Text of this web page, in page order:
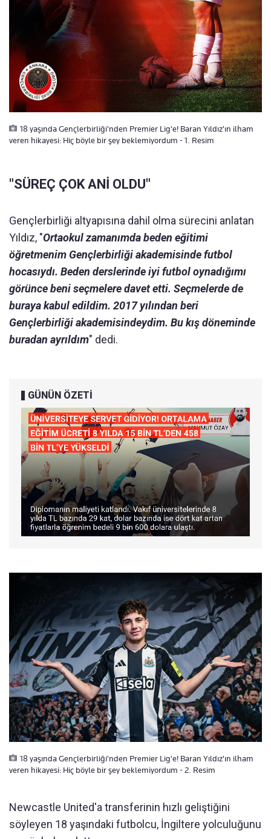
18 yaşında Gençlerbirliği'nden Premier Lig'e! Baran Yıldız'ın ilham
veren hikayesi: Hiç böyle bir şey beklemiyordum - 1. Resim
"SÜREÇ ÇOK ANİ OLDU"
Gençlerbirliği altyapısına dahil olma sürecini anlatan
Yıldız, "Ortaokul zamanımda beden eğitimi
öğretmenim Gençlerbirliği akademisinde futbol
hocasıydı. Beden derslerinde iyi futbol oynadığımı
görünce beni seçmelere davet etti. Seçmelerde de
buraya kabul edildim. 2017 yılından beri
Gençlerbirliği akademisindeydim. Bu kış döneminde
buradan ayrıldım" dedi.
GÜNÜN ÖZETİ
18 yaşında Gençlerbirliği'nden Premier Lig'e! Baran Yıldız'ın ilham
veren hikayesi: Hiç böyle bir şey beklemiyordum - 2. Resim
Newcastle United'a transferinin hızlı geliştiğini
söyleyen 18 yaşındaki futbolcu, İngiltere yolculuğunu